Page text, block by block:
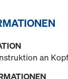
an